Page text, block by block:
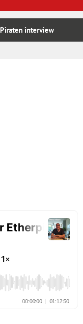
Piraten interview